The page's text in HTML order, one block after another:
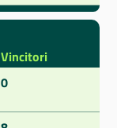
Vincitori
0